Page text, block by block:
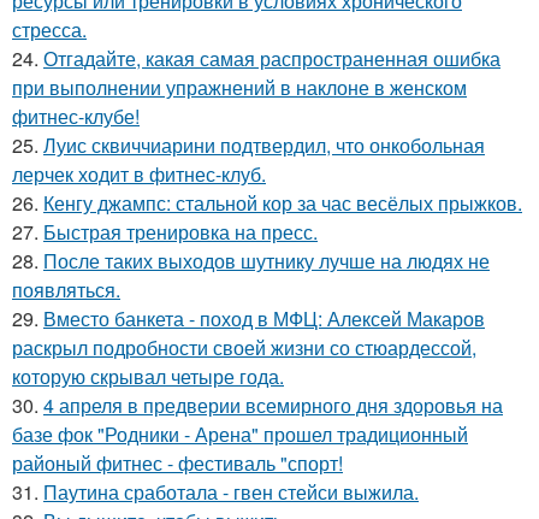
стресса.
24. Отгадайте, какая самая распространенная ошибка
при выполнении упражнений в наклоне в женском
фитнес-клубе!
25. Луис сквиччиарини подтвердил, что онкобольная
лерчек ходит в фитнес-клуб.
26. Кенгу джампс: стальной кор за час весёлых прыжков.
27. Быстрая тренировка на пресс.
28. После таких выходов шутнику лучше на людях не
появляться.
29. Вместо банкета - поход в МФЦ: Алексей Макаров
раскрыл подробности своей жизни со стюардессой,
которую скрывал четыре года.
30. 4 апреля в предверии всемирного дня здоровья на
базе фок "Родники - Арена" прошел традиционный
районый фитнес - фестиваль "спорт!
31. Паутина сработала - гвен стейси выжила.